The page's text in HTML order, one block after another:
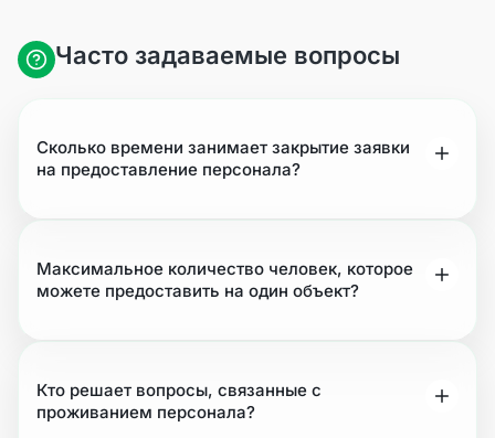
Часто задаваемые вопросы
Сколько времени занимает закрытие заявки
на предоставление персонала?
Максимальное количество человек, которое
можете предоставить на один объект?
Кто решает вопросы, связанные с
проживанием персонала?